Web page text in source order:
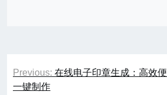
文
章
Previous: 在线电子印章生成：高效
一键制作